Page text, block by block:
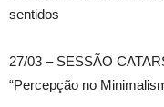
sentidos
27/03 – SESSÃO
“Percepção no